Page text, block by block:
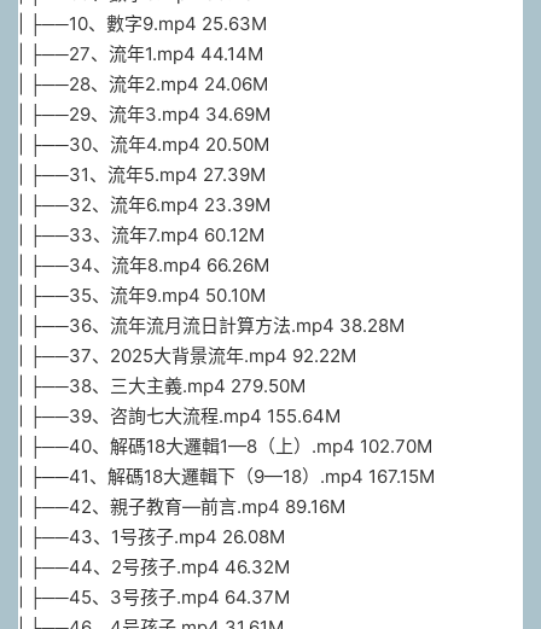
| ├──10、數字9.mp4 25.63M
| ├──27、流年1.mp4 44.14M
| ├──28、流年2.mp4 24.06M
| ├──29、流年3.mp4 34.69M
| ├──30、流年4.mp4 20.50M
| ├──31、流年5.mp4 27.39M
| ├──32、流年6.mp4 23.39M
| ├──33、流年7.mp4 60.12M
| ├──34、流年8.mp4 66.26M
| ├──35、流年9.mp4 50.10M
| ├──36、流年流月流日計算方法.mp4 38.28M
| ├──37、2025大背景流年.mp4 92.22M
| ├──38、三大主義.mp4 279.50M
| ├──39、咨詢七大流程.mp4 155.64M
| ├──40、解碼18大邏輯1—8（上）.mp4 102.70M
| ├──41、解碼18大邏輯下（9—18）.mp4 167.15M
| ├──42、親子教育—前言.mp4 89.16M
| ├──43、1号孩子.mp4 26.08M
| ├──44、2号孩子.mp4 46.32M
| ├──45、3号孩子.mp4 64.37M